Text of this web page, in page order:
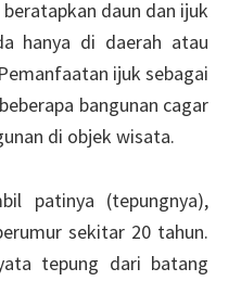
daun dan ijuk
hanya di daerah atau
ijuk sebagai
bangunan cagar
di objek wisata.
patinya (tepungnya),
sekitar 20 tahun.
tepung dari batang